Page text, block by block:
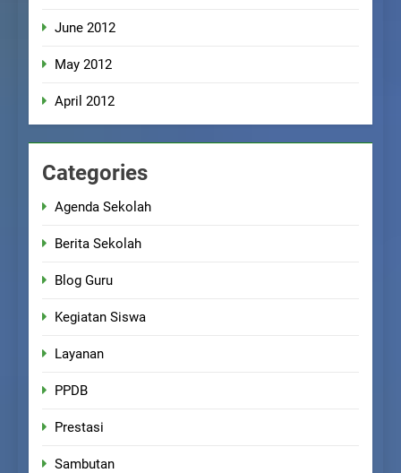
June 2012
May 2012
April 2012
Categories
Agenda Sekolah
Berita Sekolah
Blog Guru
Kegiatan Siswa
Layanan
PPDB
Prestasi
Sambutan